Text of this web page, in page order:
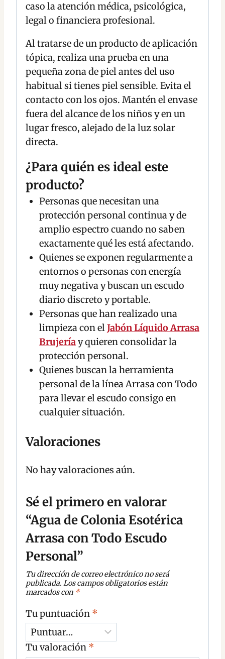
caso la atención médica, psicológica,
legal o financiera profesional.
Al tratarse de un producto de aplicación
tópica, realiza una prueba en una
pequeña zona de piel antes del uso
habitual si tienes piel sensible. Evita el
contacto con los ojos. Mantén el envase
fuera del alcance de los niños y en un
lugar fresco, alejado de la luz solar
directa.
¿Para quién es ideal este
producto?
Personas que necesitan una
protección personal continua y de
amplio espectro cuando no saben
exactamente qué les está afectando.
Quienes se exponen regularmente a
entornos o personas con energía
muy negativa y buscan un escudo
diario discreto y portable.
Personas que han realizado una
limpieza con elJabón Líquido Arrasa
Brujeríay quieren consolidar la
protección personal.
Quienes buscan la herramienta
personal de la línea Arrasa con Todo
para llevar el escudo consigo en
cualquier situación.
Valoraciones
No hay valoraciones aún.
Sé el primero en valorar
“Agua de Colonia Esotérica
Arrasa con Todo Escudo
Personal”
Tu dirección de correo electrónico no será
publicada. Los campos obligatorios están
marcados con *
Tu puntuación *
Tu valoración *